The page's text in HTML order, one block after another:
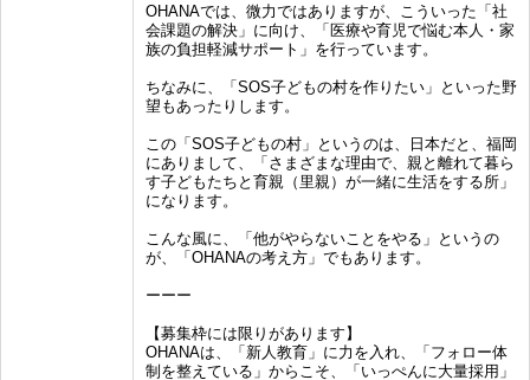
OHANAでは、微力ではありますが、こういった「社
会課題の解決」に向け、「医療や育児で悩む本人・家
族の負担軽減サポート」を行っています。
ちなみに、「SOS子どもの村を作りたい」といった野
望もあったりします。
この「SOS子どもの村」というのは、日本だと、福岡
にありまして、「さまざまな理由で、親と離れて暮ら
す子どもたちと育親（里親）が一緒に生活をする所」
になります。
こんな風に、「他がやらないことをやる」というの
が、「OHANAの考え方」でもあります。
ーーー
【募集枠には限りがあります】
OHANAは、「新人教育」に力を入れ、「フォロー体
制を整えている」からこそ、「いっぺんに大量採用」